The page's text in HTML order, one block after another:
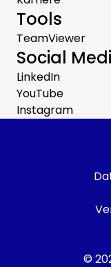
Tools
TeamViewer
Social
LinkedIn
YouTube
Instagram
©